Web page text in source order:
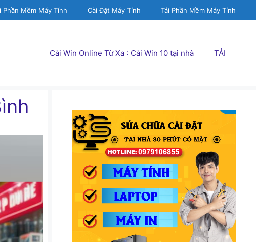
Phần Mềm Máy Tính Cài Đặt Máy Tính Tải Phần Mềm Máy Tính
Cài Win Online Từ Xa : Cài Win 10 tại nhà TẢI